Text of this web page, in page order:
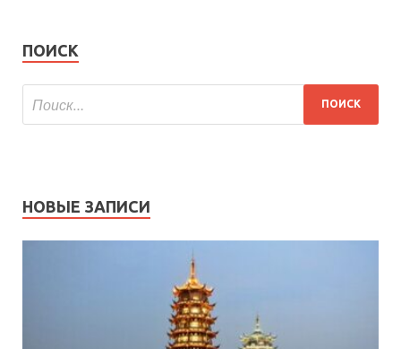
ПОИСК
НОВЫЕ ЗАПИСИ